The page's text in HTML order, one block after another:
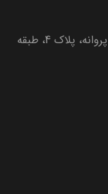
تهران، بزرگراه جلال آل احمد، خیابان پروانه، پلاک 4، طبقه